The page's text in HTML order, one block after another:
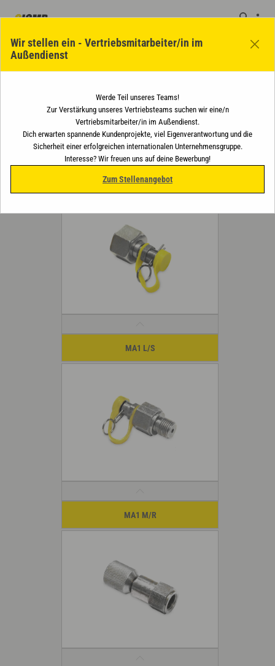
Manometer und Messtechnik Manometer- und Meßanschlüsse
Manometer- und Meßanschlüsse
PDF herunterladen
MA1 L/S
MA1 M/R
Wir stellen ein - Vertriebsmitarbeiter/in im
Außendienst
Werde Teil unseres Teams!
Zur Verstärkung unseres Vertriebsteams suchen wir eine/n
Vertriebsmitarbeiter/in im Außendienst.
Dich erwarten spannende Kundenprojekte, viel Eigenverantwortung und die
Sicherheit einer erfolgreichen internationalen Unternehmensgruppe.
Interesse? Wir freuen uns auf deine Bewerbung!
Zum Stellenangebot